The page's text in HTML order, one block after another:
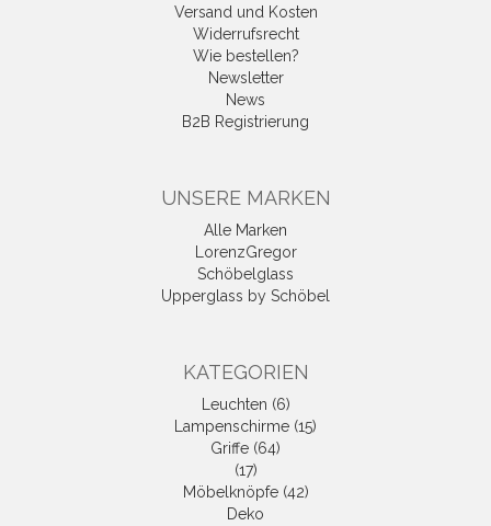
Versand und Kosten
Widerrufsrecht
Wie bestellen?
Newsletter
News
B2B Registrierung
UNSERE MARKEN
Alle Marken
LorenzGregor
Schöbelglass
Upperglass by Schöbel
KATEGORIEN
Leuchten (6)
Lampenschirme (15)
Griffe (64)
(17)
Möbelknöpfe (42)
Deko